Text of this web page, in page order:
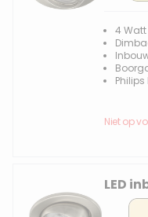
4
Philips
Niet op
LED